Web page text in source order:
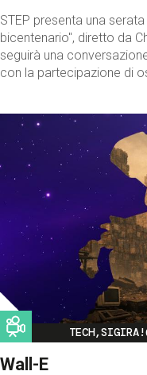
STEP presenta una
bicentenario", diretto da
seguirà una
con la partecipazione di
Image
Wall-E